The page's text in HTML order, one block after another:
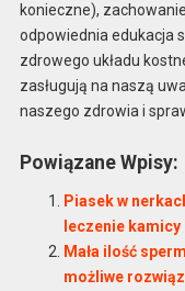
konieczne),
odpowiednia edukacja
zdrowego układu
zasługują na naszą
naszego zdrowia i
Powiązane Wpisy:
Piasek w
leczenie
Mała ilość
możliwe